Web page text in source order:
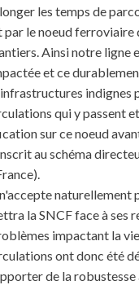
les temps de
par le noeud ferroviaire
Ainsi notre ligne
et ce
indignes
qui y passent
sur ce noeud
au schéma
naturellement
la SNCF face à ses
impactant la
ont donc été
de la robustesse